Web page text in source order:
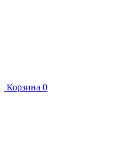
Корзина 0